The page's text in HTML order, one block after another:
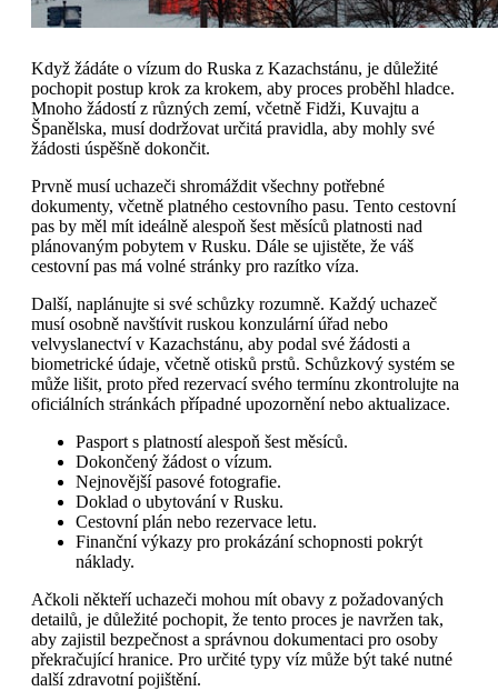
Když žádáte o vízum do Ruska z Kazachstánu, je důležité
pochopit postup krok za krokem, aby proces proběhl hladce.
Mnoho žádostí z různých zemí, včetně Fidži, Kuvajtu a
Španělska, musí dodržovat určitá pravidla, aby mohly své
žádosti úspěšně dokončit.
Prvně musí uchazeči shromáždit všechny potřebné
dokumenty, včetně platného cestovního pasu. Tento cestovní
pas by měl mít ideálně alespoň šest měsíců platnosti nad
plánovaným pobytem v Rusku. Dále se ujistěte, že váš
cestovní pas má volné stránky pro razítko víza.
Další, naplánujte si své schůzky rozumně. Každý uchazeč
musí osobně navštívit ruskou konzulární úřad nebo
velvyslanectví v Kazachstánu, aby podal své žádosti a
biometrické údaje, včetně otisků prstů. Schůzkový systém se
může lišit, proto před rezervací svého termínu zkontrolujte na
oficiálních stránkách případné upozornění nebo aktualizace.
Pasport s platností alespoň šest měsíců.
Dokončený žádost o vízum.
Nejnovější pasové fotografie.
Doklad o ubytování v Rusku.
Cestovní plán nebo rezervace letu.
Finanční výkazy pro prokázání schopnosti pokrýt
náklady.
Ačkoli někteří uchazeči mohou mít obavy z požadovaných
detailů, je důležité pochopit, že tento proces je navržen tak,
aby zajistil bezpečnost a správnou dokumentaci pro osoby
překračující hranice. Pro určité typy víz může být také nutné
další zdravotní pojištění.